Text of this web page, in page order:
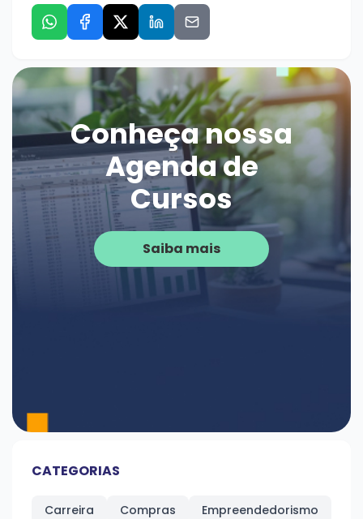
Conheça nossa
Agenda de
Cursos
Saiba mais
CATEGORIAS
Carreira Compras
Empreendedorismo